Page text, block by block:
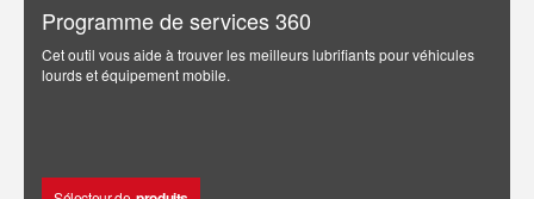
Programme de services 360
Cet outil vous aide à trouver les meilleurs lubrifiants pour véhicules
lourds et équipement mobile.